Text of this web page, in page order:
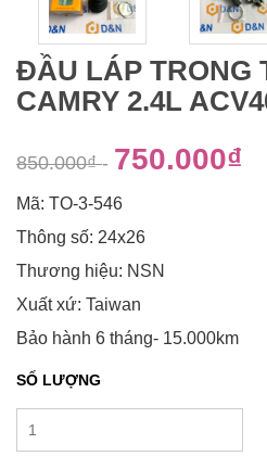
ĐẦU LÁP TRONG
CAMRY 2.4L
850.000₫- 750.000₫
Mã: TO-3-546
Thông số: 24x26
Thương hiệu: NSN
Xuất xứ: Taiwan
Bảo hành 6 tháng- 15.000km
SỐ LƯỢNG